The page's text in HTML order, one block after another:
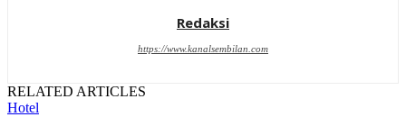
Redaksi
https://www.kanalsembilan.com
RELATED ARTICLES
Hotel